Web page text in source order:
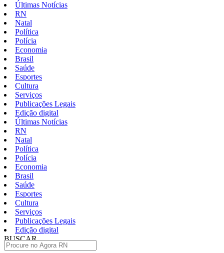
Últimas Notícias
RN
Natal
Política
Polícia
Economia
Brasil
Saúde
Esportes
Cultura
Serviços
Publicações Legais
Edição digital
Últimas Notícias
RN
Natal
Política
Polícia
Economia
Brasil
Saúde
Esportes
Cultura
Serviços
Publicações Legais
Edição digital
BUSCAR